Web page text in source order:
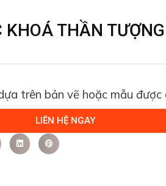
THẦN
trên bản vẽ hoặc mẫu được
LIÊN HỆ NGAY